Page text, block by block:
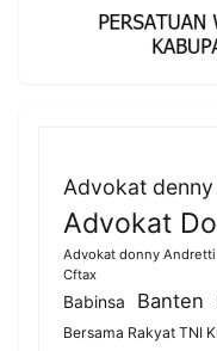
Advokat
Advokat
Advokat donny Andretti
Cftax
Babinsa Banten
Bersama Rakyat TNI